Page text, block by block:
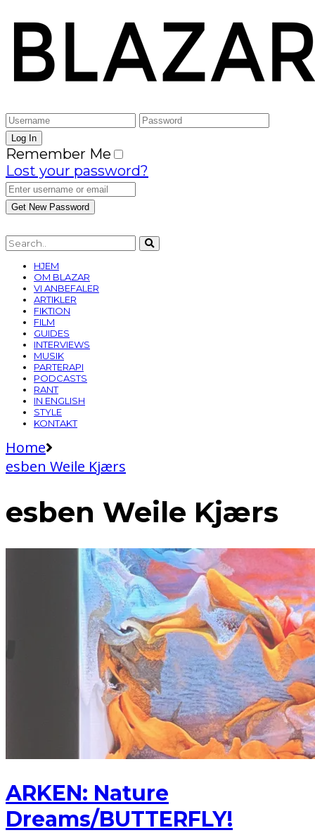
Remember Me
Lost your password?
HJEM
OM BLAZAR
VI ANBEFALER
ARTIKLER
FIKTION
FILM
GUIDES
INTERVIEWS
MUSIK
PARTERAPI
PODCASTS
RANT
IN ENGLISH
STYLE
KONTAKT
Home
esben Weile Kjærs
esben Weile Kjærs
ARKEN: Nature
Dreams/BUTTERFLY!